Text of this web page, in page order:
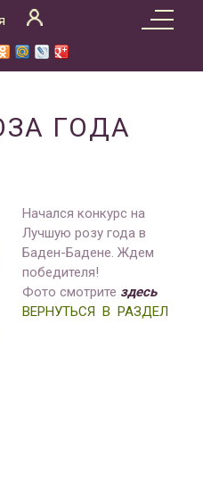
ГОДА
Начался конкурс на
Лучшую розу года в
Баден-Бадене. Ждем
победителя!
Фото смотрите здесь
ВЕРНУТЬСЯ В РАЗДЕЛ